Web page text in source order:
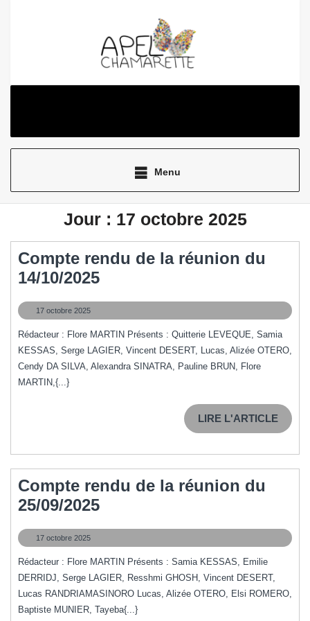
Menu
Jour : 17 octobre 2025
Compte rendu de la réunion du
14/10/2025Compte
de
la
réunion
du
17 octobre 2025
octobre
2025
Rédacteur : Flore MARTIN Présents : Quitterie LEVEQUE, Samia
KESSAS, Serge LAGIER, Vincent DESERT, Lucas, Alizée OTERO,
Cendy DA SILVA, Alexandra SINATRA, Pauline BRUN, Flore
MARTIN,{...}
LIRE L'ARTICLE LIRE
Compte rendu de la réunion du
25/09/2025Compte
de
la
réunion
du
17 octobre 2025
octobre
2025
Rédacteur : Flore MARTIN Présents : Samia KESSAS, Emilie
DERRIDJ, Serge LAGIER, Resshmi GHOSH, Vincent DESERT,
Lucas RANDRIAMASINORO Lucas, Alizée OTERO, Elsi ROMERO,
Baptiste MUNIER, Tayeba{...}